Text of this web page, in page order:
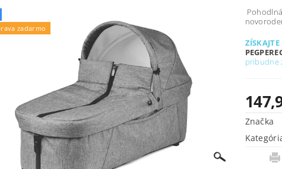
zadarmo
pribudne
Značka